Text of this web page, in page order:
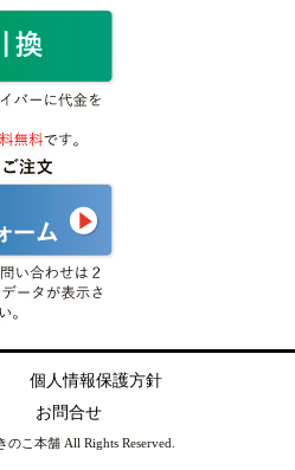
個人情報保護方針
お問合せ
こ本舗 All Rights Reserved.